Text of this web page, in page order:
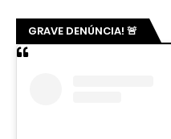
GRAVE DENÚNCIA! 🚨